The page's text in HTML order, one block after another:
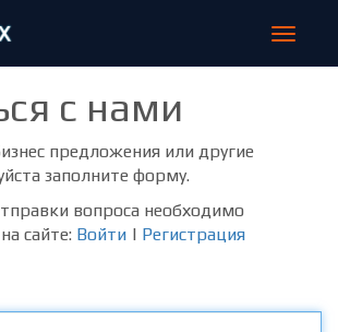
Toggle
с нами
предложения или другие
заполните форму.
вопроса необходимо
сайте: Войти | Регистрация